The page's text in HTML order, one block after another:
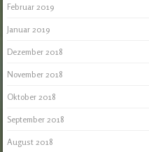
Februar 2019
Januar 2019
Dezember 2018
November 2018
Oktober 2018
September 2018
August 2018